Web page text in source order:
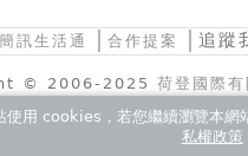
簡訊生活通 合作提案 │追蹤
© 2006-2025 荷登國際
使用 cookies，若您繼續瀏覽本
私權政策